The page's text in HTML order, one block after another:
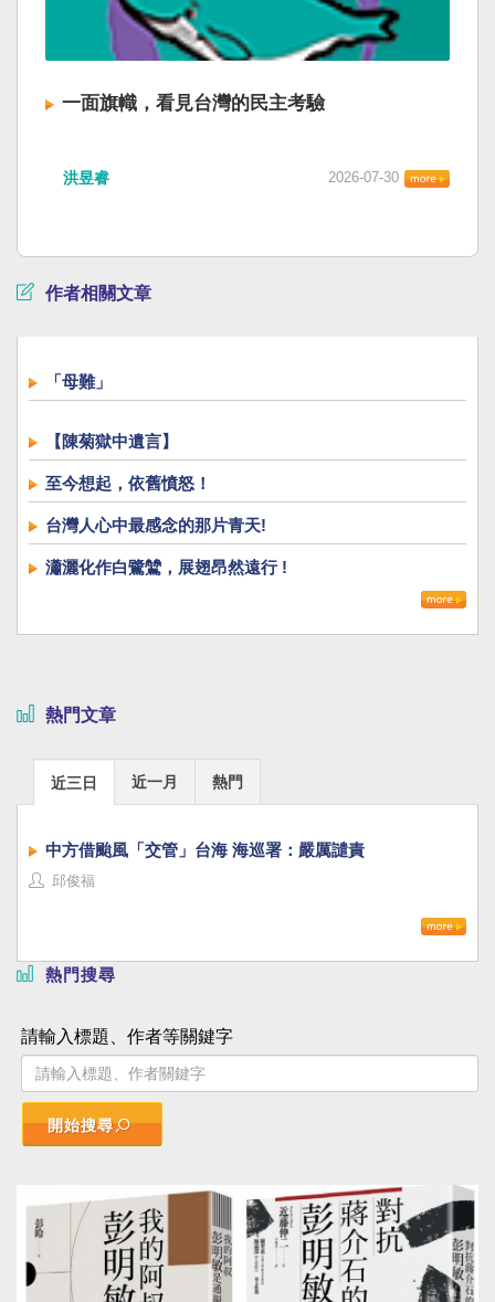
一面旗幟，看見台灣的民主考驗
洪昱睿 2026-07-30
作者相關文章
「母難」
【陳菊獄中遺言】
至今想起，依舊憤怒！
台灣人心中最感念的那片青天!
瀟灑化作白鷺鷥，展翅昂然遠行 !
熱門文章
近三日 近一月 熱門
中方借颱風「交管」台海 海巡署：嚴厲譴責
邱俊福
熱門搜尋
請輸入標題、作者等關鍵字
開始搜尋